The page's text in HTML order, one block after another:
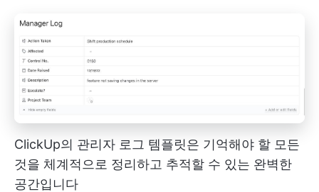
ClickUp의 관리자 로그 템플릿은 기억해야 할 모든
것을 체계적으로 정리하고 추적할 수 있는 완벽한
공간입니다